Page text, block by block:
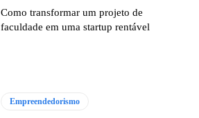
Como transformar um projeto de
faculdade em uma startup rentável
Empreendedorismo